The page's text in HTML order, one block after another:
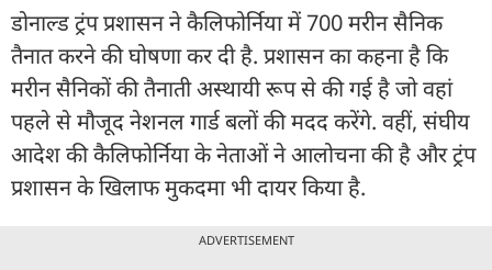
डोनाल्ड ट्रंप प्रशासन ने कैलिफोर्निया में 700 मरीन सैनिक
तैनात करने की घोषणा कर दी है. प्रशासन का कहना है कि
मरीन सैनिकों की तैनाती अस्थायी रूप से की गई है जो वहां
पहले से मौजूद नेशनल गार्ड बलों की मदद करेंगे. वहीं, संघीय
आदेश की कैलिफोर्निया के नेताओं ने आलोचना की है और ट्रंप
प्रशासन के खिलाफ मुकदमा भी दायर किया है.
ADVERTISEMENT